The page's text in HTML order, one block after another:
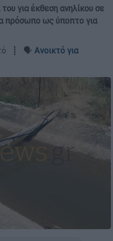
για έκθεση ανηλίκου σε
πρόσωπο ως ύποπτο για
┋ 🗣️ Ανοικτό για